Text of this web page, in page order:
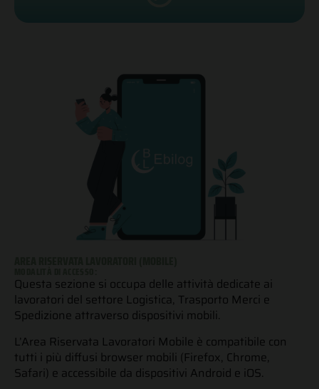
Questa sezione si occupa delle attività dedicate ai
lavoratori del settore Logistica, Trasporto Merci e
Spedizione attraverso dispositivi mobili.
L’Area Riservata Lavoratori Mobile è compatibile con
tutti i più diffusi browser mobili (Firefox, Chrome,
Safari) e accessibile da dispositivi Android e iOS.